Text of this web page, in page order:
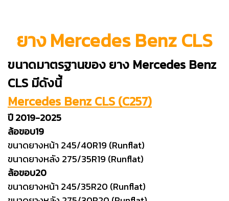
ยาง Mercedes Benz CLS
ขนาดมาตรฐานของ ยาง Mercedes Benz
CLS มีดังนี้
Mercedes Benz CLS (C257)
ปี 2019-2025
ล้อขอบ19
ขนาดยางหน้า 245/40R19 (Runflat)
ขนาดยางหลัง 275/35R19 (Runflat)
ล้อขอบ20
ขนาดยางหน้า 245/35R20 (Runflat)